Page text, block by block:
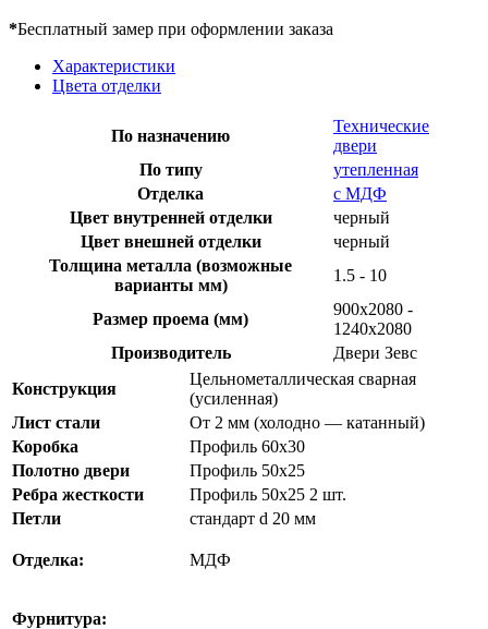
*Бесплатный замер при оформлении заказа
Характеристики
Цвета отделки
По назначению
Технические
двери
По типу
утепленная
Отделка
с МДФ
Цвет внутренней отделки
черный
Цвет внешней отделки
черный
Толщина металла (возможные
варианты мм)
1.5 - 10
Размер проема (мм)
900х2080 -
1240х2080
Производитель
Двери Зевс
Конструкция
Цельнометаллическая сварная
(усиленная)
Лист стали
От 2 мм (холодно — катанный)
Коробка
Профиль 60х30
Полотно двери
Профиль 50х25
Ребра жесткости
Профиль 50х25 2 шт.
Петли
стандарт d 20 мм
Отделка: МДФ
Фурнитура: